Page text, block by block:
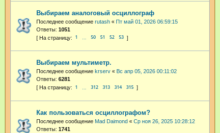
Выбираем аналоговый осциллограф
Последнее сообщение rutash « Пт май 01, 2026 06:59:15
Ответы: 1051
1 50 51 52 53
Выбираем мультиметр.
Последнее сообщение krserv « Вс апр 05, 2026 00:11:02
Ответы: 6281
1 312 313 314 315
Как пользоваться осциллографом?
Последнее сообщение Mad Daimond « Ср ноя 26, 2025 10:28:12
Ответы: 1741